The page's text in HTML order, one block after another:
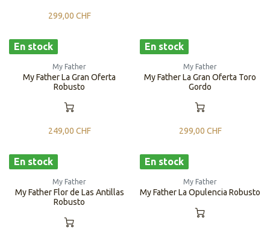
299,00 CHF
En stock
My Father
My Father La Gran Oferta
Robusto
249,00 CHF
En stock
My Father
My Father La Gran Oferta Toro
Gordo
299,00 CHF
En stock
My Father
My Father Flor de Las Antillas
Robusto
En stock
My Father
My Father La Opulencia Robusto